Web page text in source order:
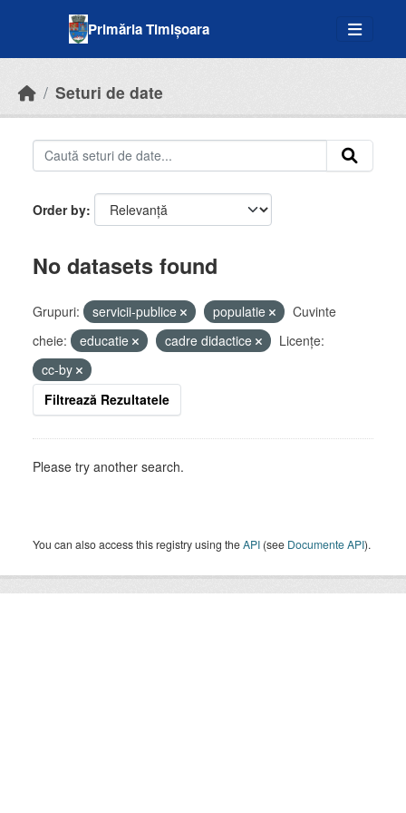
Primăria Timișoara
Seturi de date
Order by
No datasets found
Grupuri: servicii-publice populatie
Cuvinte
cheie:
educatie cadre didactice
Licenţe:
cc-by
Filtrează Rezultatele
Please try another search.
You can also access this registry using theAPI (see Documente API).